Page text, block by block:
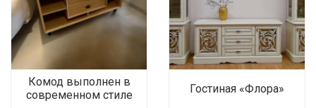
Комод выполнен в
современном стиле
Гостиная «Флора»